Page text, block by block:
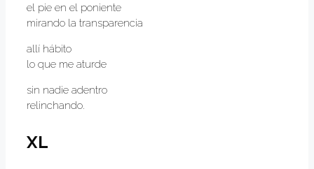
el pie en el poniente
mirando la transparencia
allí hábito
lo que me aturde
sin nadie adentro
relinchando.
XL